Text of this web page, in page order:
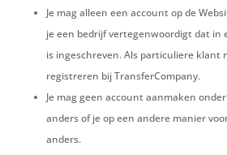
Je mag alleen een account op de
je een bedrijf vertegenwoordigt dat in
is ingeschreven. Als particuliere klant
registreren bij TransferCompany.
Je mag geen account aanmaken
anders of je op een andere manier
anders.